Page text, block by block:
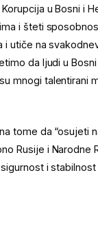
u Bosni i
i šteti
i utiče na
da ljudi u
mnogi talentirani
tome da “osujeti
Rusije i Narodne
i stabilnost